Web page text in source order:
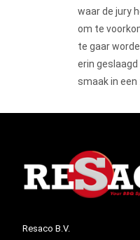
waar de jury
om te
te gaar
erin
smaak in een
Resaco B.V.